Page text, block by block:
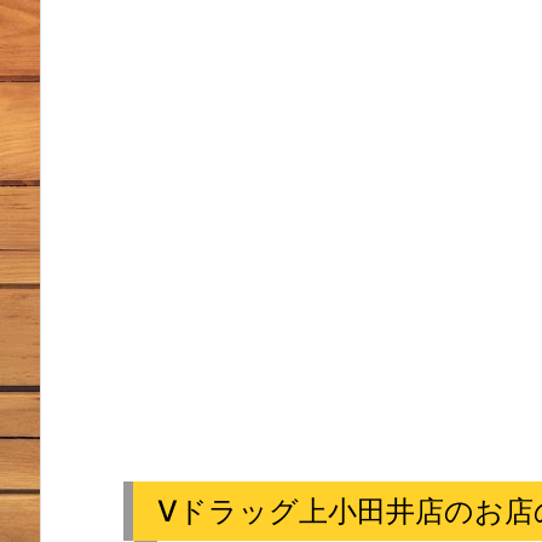
Vドラッグ上小田井店のお店